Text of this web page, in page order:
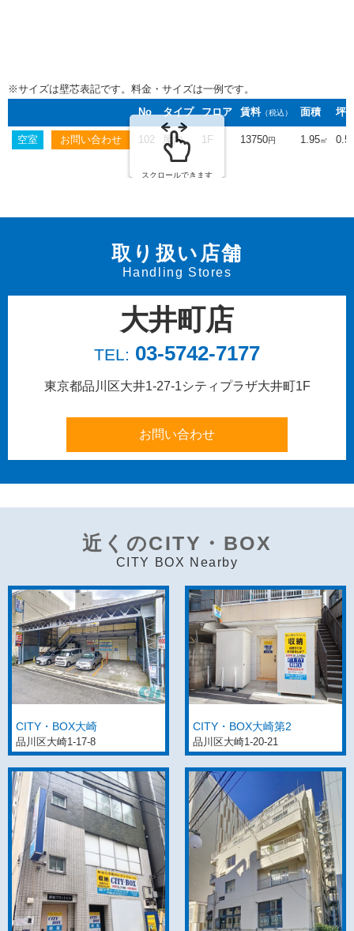
※サイズは壁芯表記です。料金・サイズは一例です。
No
タイプ フロア 賃料（税込） 面積 坪
空室 102 屋内 1F 13750円 1.95㎡
スクロールできます
取り扱い店舗
Handling Stores
大井町店
TEL: 03-5742-7177
東京都品川区大井1-27-1シティプラザ大井町1F
近くのCITY・BOX
CITY BOX Nearby
CITY・BOX大崎
品川区大崎1-17-8
CITY・BOX大崎第2
品川区大崎1-20-21